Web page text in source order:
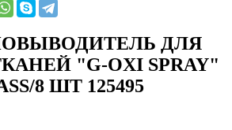
ДЛЯ
"G-OXI SPRAY"
8 ШТ 125495